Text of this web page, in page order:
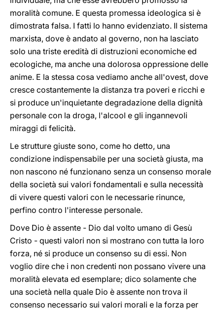
moralità comune. E questa promessa ideologica si è
dimostrata falsa. I fatti lo hanno evidenziato. Il sistema
marxista, dove è andato al governo, non ha lasciato
solo una triste eredità di distruzioni economiche ed
ecologiche, ma anche una dolorosa oppressione delle
anime. E la stessa cosa vediamo anche all'ovest, dove
cresce costantemente la distanza tra poveri e ricchi e
si produce un'inquietante degradazione della dignità
personale con la droga, l'alcool e gli ingannevoli
miraggi di felicità.
Le strutture giuste sono, come ho detto, una
condizione indispensabile per una società giusta, ma
non nascono né funzionano senza un consenso morale
della società sui valori fondamentali e sulla necessità
di vivere questi valori con le necessarie rinunce,
perfino contro l'interesse personale.
Dove Dio è assente - Dio dal volto umano di Gesù
Cristo - questi valori non si mostrano con tutta la loro
forza, né si produce un consenso su di essi. Non
voglio dire che i non credenti non possano vivere una
moralità elevata ed esemplare; dico solamente che
una società nella quale Dio è assente non trova il
consenso necessario sui valori morali e la forza per